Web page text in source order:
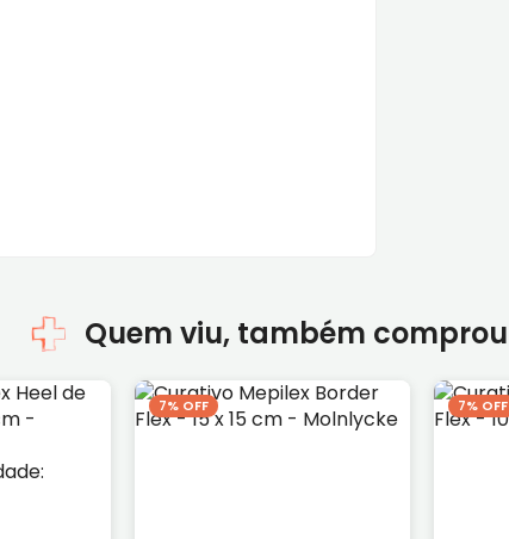
Quem viu, também comprou
7% OFF 7% OFF